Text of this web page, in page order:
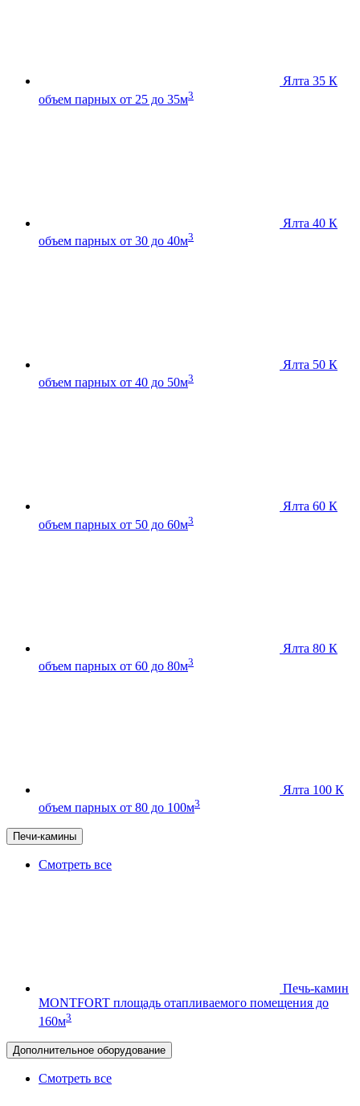
Ялта 35 К
объем парных от 25 до 35м3
Ялта 40 К
объем парных от 30 до 40м3
Ялта 50 К
объем парных от 40 до 50м3
Ялта 60 К
объем парных от 50 до 60м3
Ялта 80 К
объем парных от 60 до 80м3
Ялта 100 К
объем парных от 80 до 100м3
Печи-камины
Смотреть все
Печь-камин
MONTFORT площадь отапливаемого помещения до
160м3
Дополнительное оборудование
Смотреть все